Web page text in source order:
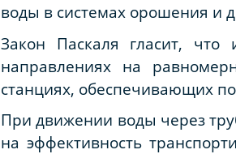
воды в системах орошения и
Закон Паскаля гласит,
направлениях на
станциях, обеспечивающих
При движении воды через
на эффективность